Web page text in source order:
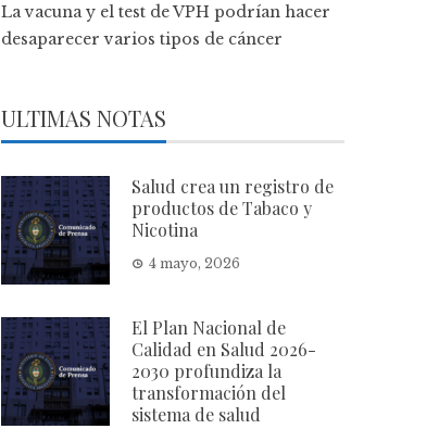
La vacuna y el test de VPH podrían hacer
desaparecer varios tipos de cáncer
ULTIMAS NOTAS
Salud crea un registro de
productos de Tabaco y
Nicotina
4 mayo, 2026
El Plan Nacional de
Calidad en Salud 2026-
2030 profundiza la
transformación del
sistema de salud